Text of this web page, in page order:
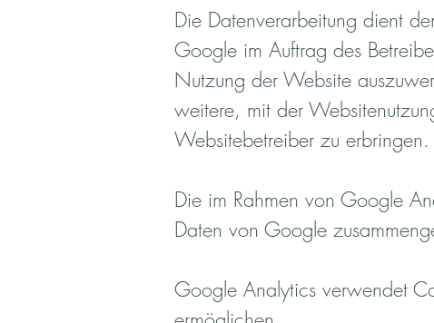
Die Datenverarbeitung dient
Google im Auftrag des
Nutzung der Website
weitere, mit der
Websitebetreiber zu erbringen.
Die im Rahmen von Google
Daten von Google
Google Analytics verwendet